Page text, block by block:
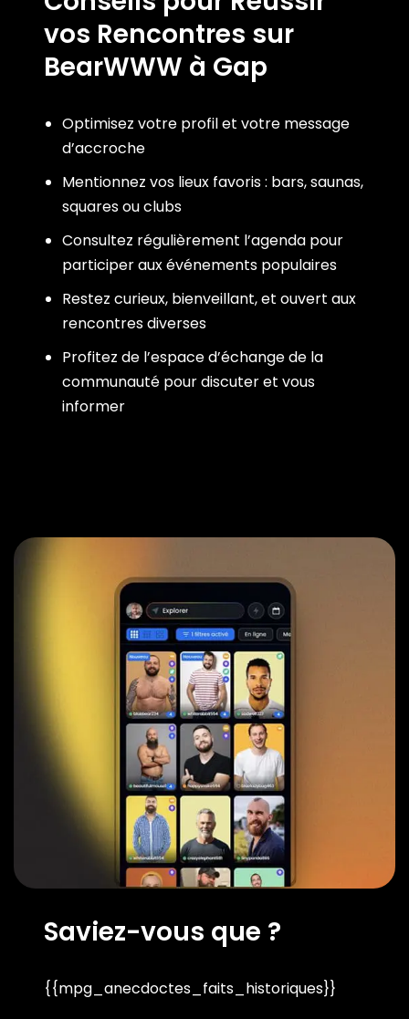
vos Rencontres sur
BearWWW à Gap
Optimisez votre profil et votre message
d’accroche
Mentionnez vos lieux favoris : bars, saunas,
squares ou clubs
Consultez régulièrement l’agenda pour
participer aux événements populaires
Restez curieux, bienveillant, et ouvert aux
rencontres diverses
Profitez de l’espace d’échange de la
communauté pour discuter et vous
informer
Saviez-vous que ?
{{mpg_anecdoctes_faits_historiques}}